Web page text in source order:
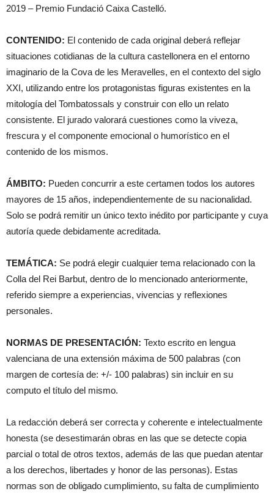
2019 – Premio Fundació Caixa Castelló.
CONTENIDO: El contenido de cada original deberá reflejar
situaciones cotidianas de la cultura castellonera en el entorno
imaginario de la Cova de les Meravelles, en el contexto del siglo
XXI, utilizando entre los protagonistas figuras existentes en la
mitología del Tombatossals y construir con ello un relato
consistente. El jurado valorará cuestiones como la viveza,
frescura y el componente emocional o humorístico en el
contenido de los mismos.
ÁMBITO: Pueden concurrir a este certamen todos los autores
mayores de 15 años, independientemente de su nacionalidad.
Solo se podrá remitir un único texto inédito por participante y cuya
autoría quede debidamente acreditada.
TEMÁTICA: Se podrá elegir cualquier tema relacionado con la
Colla del Rei Barbut, dentro de lo mencionado anteriormente,
referido siempre a experiencias, vivencias y reflexiones
personales.
NORMAS DE PRESENTACIÓN: Texto escrito en lengua
valenciana de una extensión máxima de 500 palabras (con
margen de cortesía de: +/- 100 palabras) sin incluir en su
computo el título del mismo.
La redacción deberá ser correcta y coherente e intelectualmente
honesta (se desestimarán obras en las que se detecte copia
parcial o total de otros textos, además de las que puedan atentar
a los derechos, libertades y honor de las personas). Estas
normas son de obligado cumplimiento, su falta de cumplimiento